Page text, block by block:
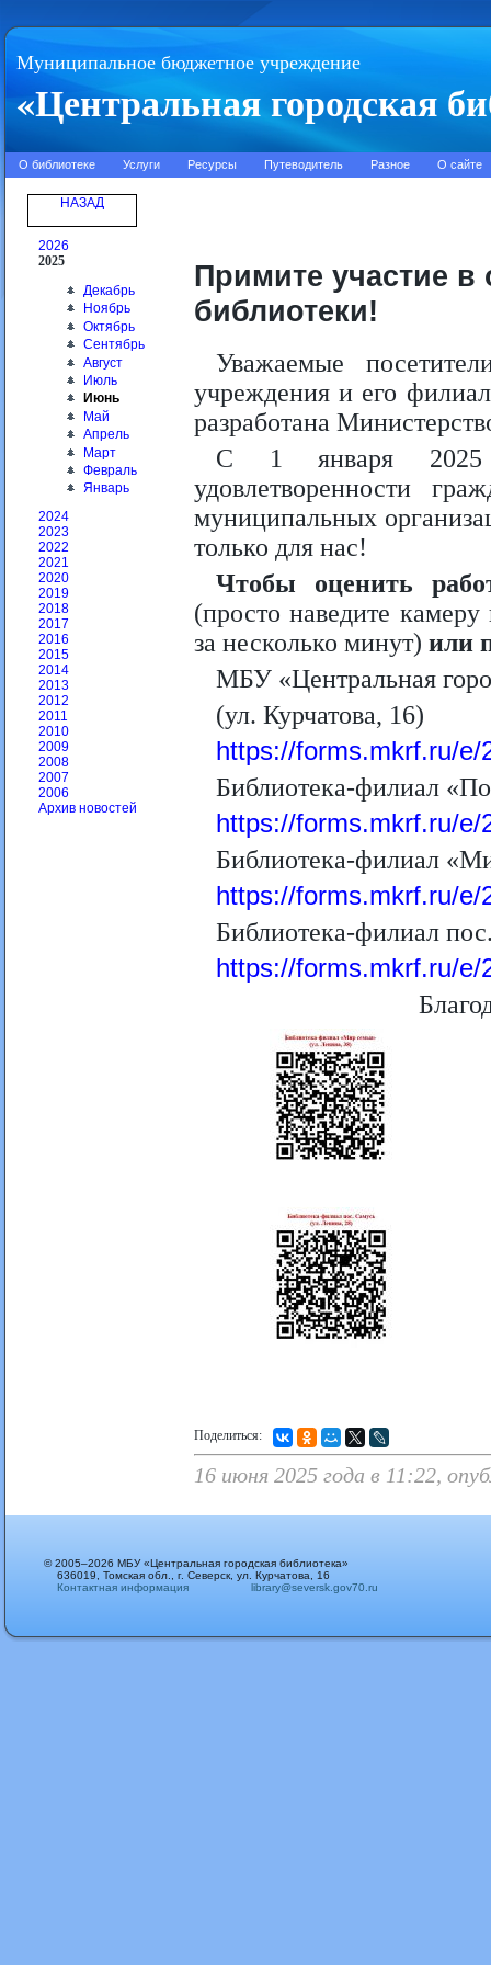
Муниципальное бюджетное учреждение
«Центральная городская
О библиотеке Услуги Ресурсы Путеводитель Разное О сайте
НАЗАД
2026
2025
Декабрь
Ноябрь
Октябрь
Сентябрь
Август
Июль
Июнь
Май
Апрель
Март
Февраль
Январь
2024
2023
2022
2021
2020
2019
2018
2017
2016
2015
2014
2013
2012
2011
2010
2009
2008
2007
2006
Архив новостей
Примите участие в
библиотеки!
Уважаемые
учреждения и его
разработана
С 1 января 2025
удовлетворенности
муниципальных
только для нас!
Чтобы оценить
(просто наведите
за несколько минут) или
МБУ «Центральная
(ул. Курчатова, 16)
https://forms.mkrf.ru/e/
Библиотека-филиал
https://forms.mkrf.ru/e/
Библиотека-филиал
https://forms.mkrf.ru/e/
Библиотека-филиал
https://forms.mkrf.ru/e/
Поделиться:
16 июня 2025 года в 11:22,
© 2005–2026 МБУ «Центральная городская библиотека»
636019, Томская обл., г. Северск, ул. Курчатова, 16
Контактная информация
library@seversk.gov70.ru